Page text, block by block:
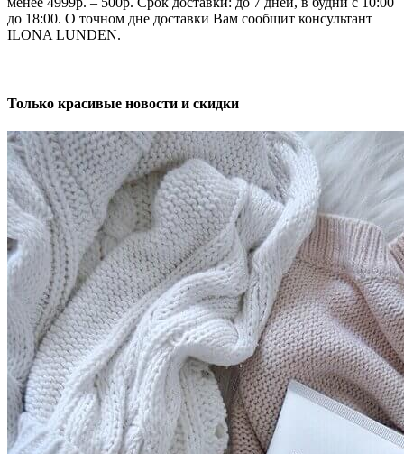
до 18:00. О точном дне доставки Вам сообщит консультант
ILONA LUNDEN.
Только красивые новости и скидки